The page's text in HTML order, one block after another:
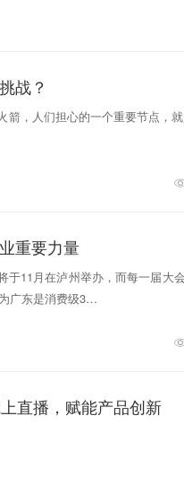
战？
箭，人们担心的一个重要节点，
重要力量
于11月在泸州举办，而每一届大
广东是消费级3…
直播，赋能产品创新